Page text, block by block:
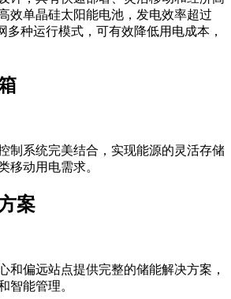
效单晶硅太阳能电池，发电效率超过
多种运行模式，可有效降低用电成本，
制系统完美结合，实现能源的灵活存储
移动用电需求。
案
和偏远站点提供完整的储能解决方案，
智能管理。